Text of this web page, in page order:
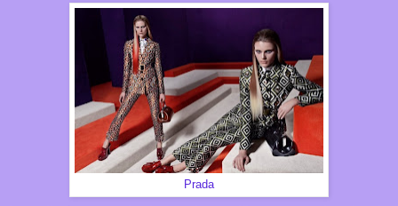
Prada